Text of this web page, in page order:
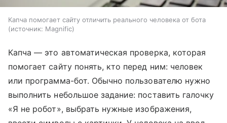
Капча помогает сайту отличить реального человека от бота
источник: Magnific
Капча — это автоматическая проверка, которая
помогает сайту понять, кто перед ним: человек
или программа-бот. Обычно пользователю нужно
выполнить небольшое задание: поставить галочку
«Я не робот», выбрать нужные изображения,